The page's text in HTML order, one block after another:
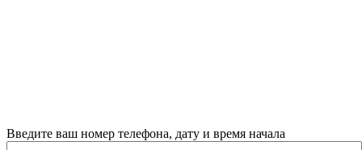
Введите ваш номер телефона, дату и время начала